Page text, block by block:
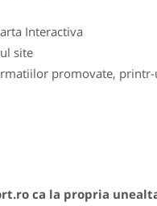
Interactiva
site
promovate, printr-
ca la propria